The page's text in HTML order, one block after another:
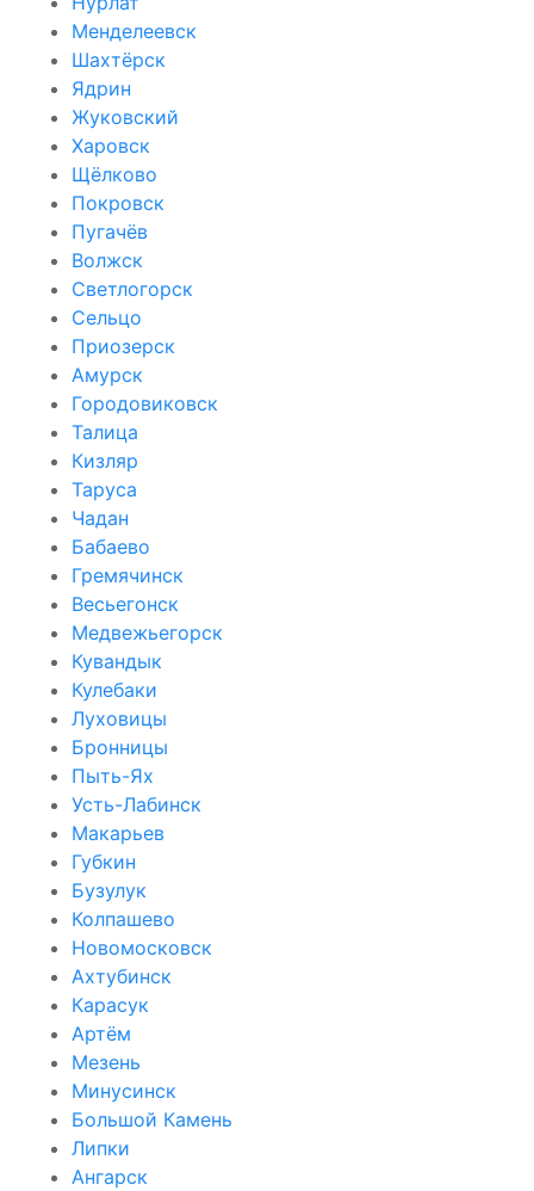
Менделеевск
Шахтёрск
Ядрин
Жуковский
Харовск
Щёлково
Покровск
Пугачёв
Волжск
Светлогорск
Сельцо
Приозерск
Амурск
Городовиковск
Талица
Кизляр
Таруса
Чадан
Бабаево
Гремячинск
Весьегонск
Медвежьегорск
Кувандык
Кулебаки
Луховицы
Бронницы
Пыть-Ях
Усть-Лабинск
Макарьев
Губкин
Бузулук
Колпашево
Новомосковск
Ахтубинск
Карасук
Артём
Мезень
Минусинск
Большой Камень
Липки
Ангарск